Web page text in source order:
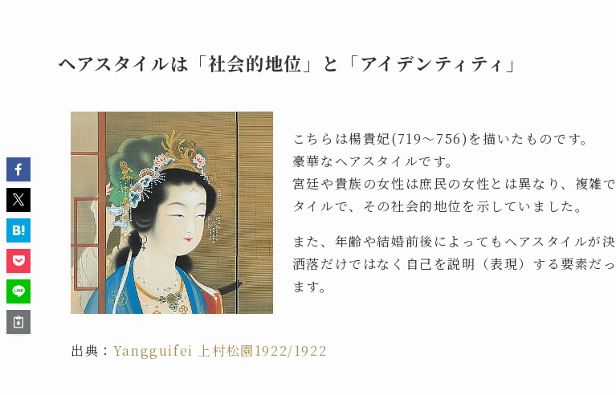
ヘアスタイルは「社会的地位」と「アイデンティティ」
こちらは楊貴妃(719〜756)を描いたものです。
豪華なヘアスタイルです。
宮廷や貴族の女性は庶民の女性とは異なり、複雑
タイルで、その社会的地位を示していました。
また、年齢や結婚前後によってもヘアスタイルが
洒落だけではなく自己を説明（表現）する要素だ
ます。
出典： Yangguifei 上村松園1922/1922